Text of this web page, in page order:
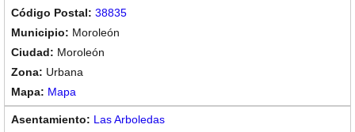
38835
Moroleón
Moroleón
Urbana
Mapa
Las Arboledas